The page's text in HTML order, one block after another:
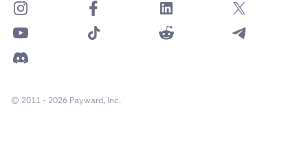
© 2011 - 2026 Payward, Inc.